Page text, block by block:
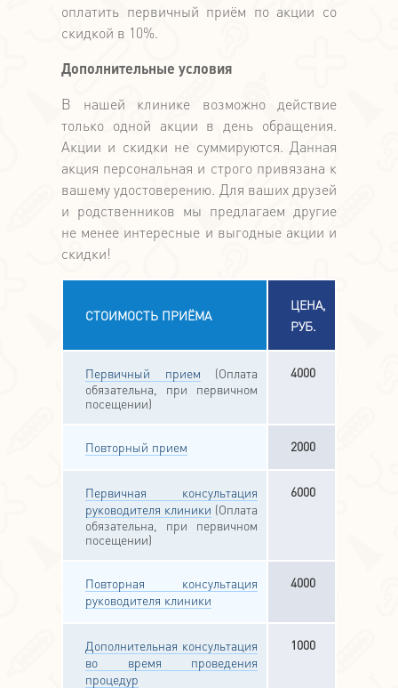
оплатить первичный приём по акции со
скидкой в 10%.
Дополнительные условия
В нашей клинике возможно действие
только одной акции в день обращения.
Акции и скидки не суммируются. Данная
акция персональная и строго привязана к
вашему удостоверению. Для ваших друзей
и родственников мы предлагаем другие
не менее интересные и выгодные акции и
скидки!
СТОИМОСТЬ ПРИЁМА
ЦЕНА,
РУБ.
Первичный прием (Оплата
обязательна, при первичном
посещении)
4000
Повторный прием 2000
Первичная консультация
руководителя клиники (Оплата
обязательна, при первичном
посещении)
6000
Повторная консультация
руководителя клиники
4000
Дополнительная консультация
во время проведения
процедур
1000